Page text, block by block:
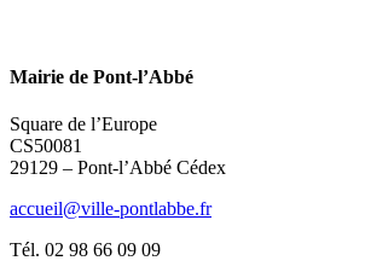
Mairie de Pont-l’Abbé
Square de l’Europe
CS50081
29129 – Pont-l’Abbé Cédex
accueil@ville-pontlabbe.fr
Tél. 02 98 66 09 09